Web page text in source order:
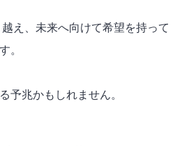
え、未来へ向けて希望を持って
。
予兆かもしれません。